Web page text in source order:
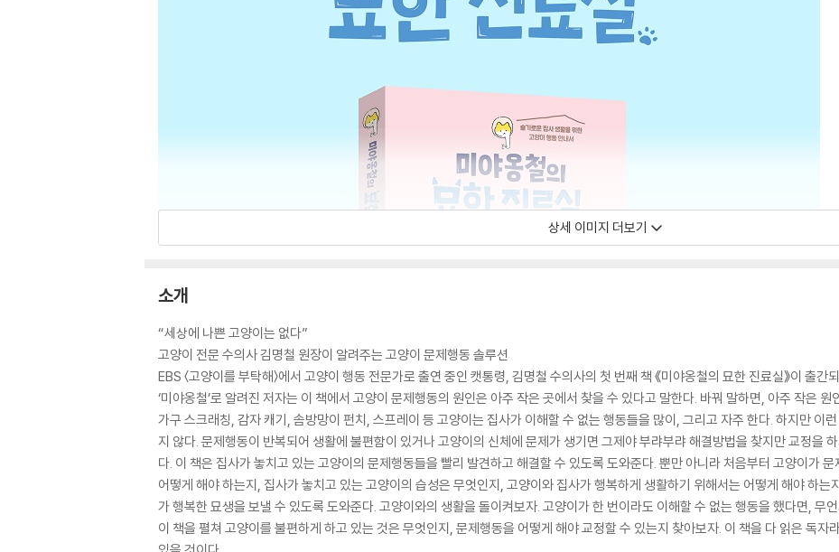
상세 이미지 더보기
소개
“세상에 나쁜 고양이는 없다”
고양이 전문 수의사 김명철 원장이 알려주는 고양이 문제행동 솔루션
EBS 〈고양이를 부탁해〉에서 고양이 행동 전문가로 출연 중인 캣통령, 김명철 수의사의 첫 번째 책 《미야옹철의 묘한 진료실》이 출
‘미야옹철’로 알려진 저자는 이 책에서 고양이 문제행동의 원인은 아주 작은 곳에서 찾을 수 있다고 말한다. 바꿔 말하면, 아주 작은
가구 스크래칭, 감자 캐기, 솜방망이 펀치, 스프레이 등 고양이는 집사가 이해할 수 없는 행동들을 많이, 그리고 자주 한다. 하지만 이
지 않다. 문제행동이 반복되어 생활에 불편함이 있거나 고양이의 신체에 문제가 생기면 그제야 부랴부랴 해결방법을 찾지만 교정을
다. 이 책은 집사가 놓치고 있는 고양이의 문제행동들을 빨리 발견하고 해결할 수 있도록 도와준다. 뿐만 아니라 처음부터 고양이가
어떻게 해야 하는지, 집사가 놓치고 있는 고양이의 습성은 무엇인지, 고양이와 집사가 행복하게 생활하기 위해서는 어떻게 해야 하는
가 행복한 묘생을 보낼 수 있도록 도와준다. 고양이와의 생활을 돌이켜보자. 고양이가 한 번이라도 이해할 수 없는 행동을 했다면, 무
이 책을 펼쳐 고양이를 불편하게 하고 있는 것은 무엇인지, 문제행동을 어떻게 해야 교정할 수 있는지 찾아보자. 이 책을 다 읽은 독자